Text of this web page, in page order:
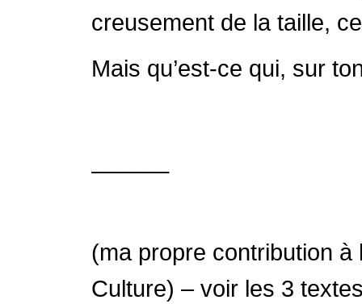
creusement de la taille,
Mais qu’est-ce qui, sur
(ma propre contribution à
Culture) – voir les 3